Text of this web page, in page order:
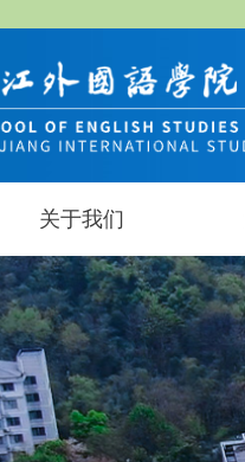
关于我们